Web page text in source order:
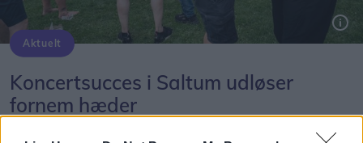
Aktuelt
Koncertsucces i Saltum udløser
fornem hæder